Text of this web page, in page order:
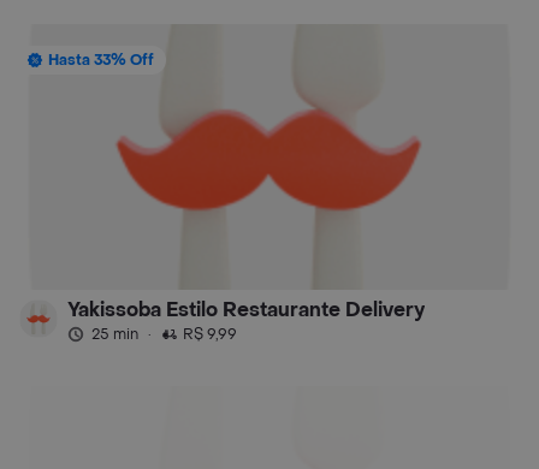
Hasta 33% Off
Yakissoba Estilo Restaurante Delivery
25 min · R$ 9,99